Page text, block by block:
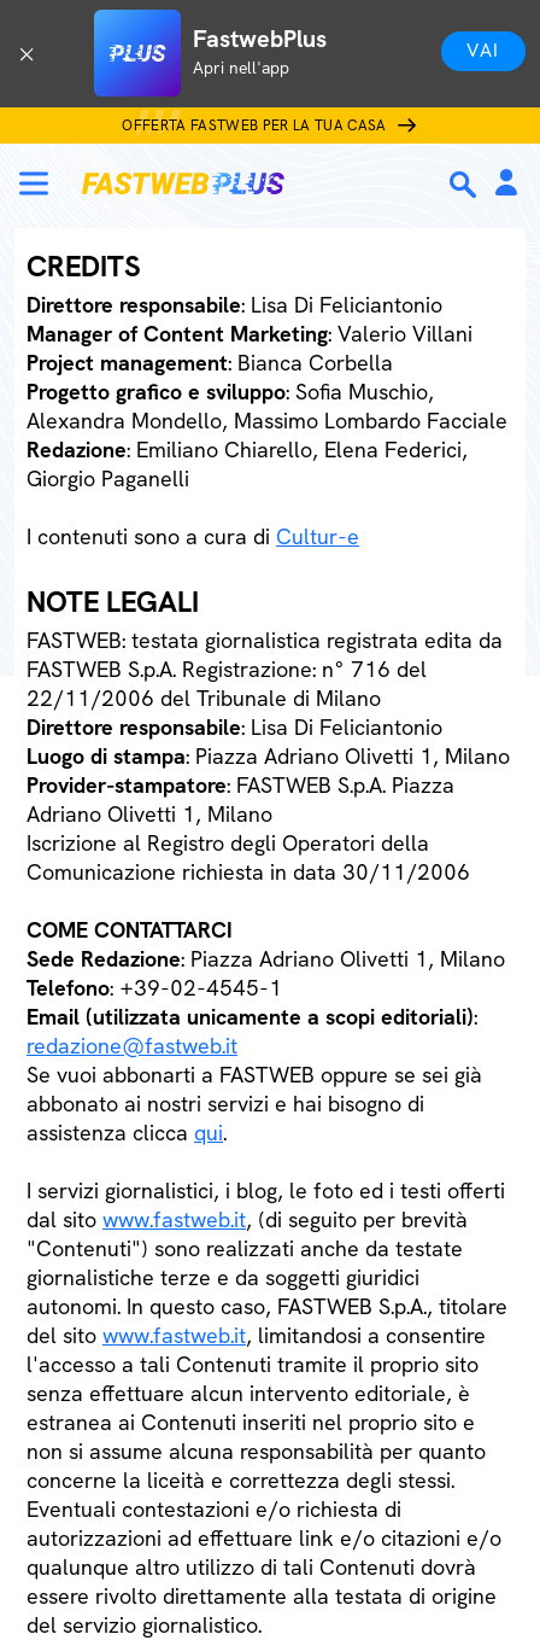
FastwebPlus
Apri nell'app
VAI
OFFERTA FASTWEB PER LA TUA CASA
CREDITS
Direttore responsabile: Lisa Di Feliciantonio
Manager of Content Marketing: Valerio Villani
Project management: Bianca Corbella
Progetto grafico e sviluppo: Sofia Muschio,
Alexandra Mondello, Massimo Lombardo Facciale
Redazione: Emiliano Chiarello, Elena Federici,
Giorgio Paganelli
I contenuti sono a cura di Cultur-e
NOTE LEGALI
FASTWEB: testata giornalistica registrata edita da
FASTWEB S.p.A. Registrazione: n° 716 del
22/11/2006 del Tribunale di Milano
Direttore responsabile: Lisa Di Feliciantonio
Luogo di stampa: Piazza Adriano Olivetti 1, Milano
Provider-stampatore: FASTWEB S.p.A. Piazza
Adriano Olivetti 1, Milano
Iscrizione al Registro degli Operatori della
Comunicazione richiesta in data 30/11/2006
COME CONTATTARCI
Sede Redazione: Piazza Adriano Olivetti 1, Milano
Telefono: +39-02-4545-1
Email (utilizzata unicamente a scopi editoriali):
redazione@fastweb.it
Se vuoi abbonarti a FASTWEB oppure se sei già
abbonato ai nostri servizi e hai bisogno di
assistenza clicca qui.
I servizi giornalistici, i blog, le foto ed i testi offerti
dal sito www.fastweb.it, (di seguito per brevità
"Contenuti") sono realizzati anche da testate
giornalistiche terze e da soggetti giuridici
autonomi. In questo caso, FASTWEB S.p.A., titolare
del sito www.fastweb.it, limitandosi a consentire
l'accesso a tali Contenuti tramite il proprio sito
senza effettuare alcun intervento editoriale, è
estranea ai Contenuti inseriti nel proprio sito e
non si assume alcuna responsabilità per quanto
concerne la liceità e correttezza degli stessi.
Eventuali contestazioni e/o richiesta di
autorizzazioni ad effettuare link e/o citazioni e/o
qualunque altro utilizzo di tali Contenuti dovrà
essere rivolto direttamente alla testata di origine
del servizio giornalistico.